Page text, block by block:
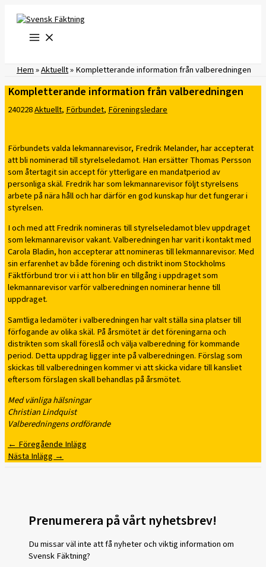
innehåll
Hem»Aktuellt»Kompletterande information från valberedningen
Kompletterande information från valberedningen
240228Aktuellt,Förbundet,Föreningsledare
Förbundets valda lekmannarevisor, Fredrik Melander, har accepterat
att bli nominerad till styrelseledamot. Han ersätter Thomas Persson
som återtagit sin accept för ytterligare en mandatperiod av
personliga skäl. Fredrik har som lekmannarevisor följt styrelsens
arbete på nära håll och har därför en god kunskap hur det fungerar i
styrelsen.
I och med att Fredrik nomineras till styrelseledamot blev uppdraget
som lekmannarevisor vakant. Valberedningen har varit i kontakt med
Carola Bladin, hon accepterar att nomineras till lekmannarevisor. Med
sin erfarenhet av både förening och distrikt inom Stockholms
Fäktförbund tror vi i att hon blir en tillgång i uppdraget som
lekmannarevisor varför valberedningen nominerar henne till
uppdraget.
Samtliga ledamöter i valberedningen har valt ställa sina platser till
förfogande av olika skäl. På årsmötet är det föreningarna och
distrikten som skall föreslå och välja valberedning för kommande
period. Detta uppdrag ligger inte på valberedningen. Förslag som
skickas till valberedningen kommer vi att skicka vidare till kansliet
eftersom förslagen skall behandlas på årsmötet.
Med vänliga hälsningar
Christian Lindquist
Valberedningens ordförande
← Föregående Inlägg
Nästa Inlägg →
Prenumerera på vårt nyhetsbrev!
Du missar väl inte att få nyheter och viktig information om
Svensk Fäktning?